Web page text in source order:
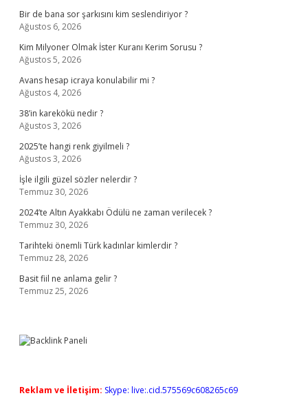
Bir de bana sor şarkısını kim seslendiriyor ?
Ağustos 6, 2026
Kim Milyoner Olmak İster Kuranı Kerim Sorusu ?
Ağustos 5, 2026
Avans hesap icraya konulabilir mi ?
Ağustos 4, 2026
38’in karekökü nedir ?
Ağustos 3, 2026
2025’te hangi renk giyilmeli ?
Ağustos 3, 2026
İşle ilgili güzel sözler nelerdir ?
Temmuz 30, 2026
2024’te Altın Ayakkabı Ödülü ne zaman verilecek ?
Temmuz 30, 2026
Tarihteki önemli Türk kadınlar kimlerdir ?
Temmuz 28, 2026
Basit fiil ne anlama gelir ?
Temmuz 25, 2026
Reklam ve İletişim: Skype: live:.cid.575569c608265c69